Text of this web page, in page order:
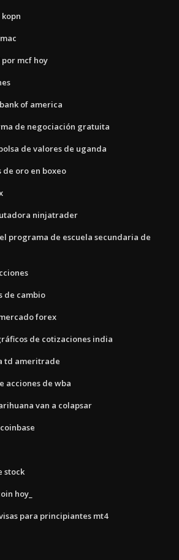
mcf hoy
of america
de negociación gratuita
de valores de uganda
de oro en boxeo
ninjatrader
programa de escuela secundaria de
de cambio
forex
de cotizaciones india
td ameritrade
acciones de wba
van a colapsar
stock
hoy_
para principiantes mt4